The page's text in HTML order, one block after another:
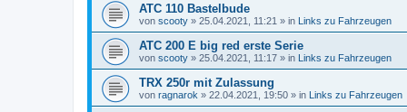
ATC 110 Bastelbude
von scooty » 25.04.2021, 11:21 » in Links zu Fahrzeugen
ATC 200 E big red erste Serie
von scooty » 25.04.2021, 11:17 » in Links zu Fahrzeugen
TRX 250r mit Zulassung
von ragnarok » 22.04.2021, 19:50 » in Links zu Fahrzeugen